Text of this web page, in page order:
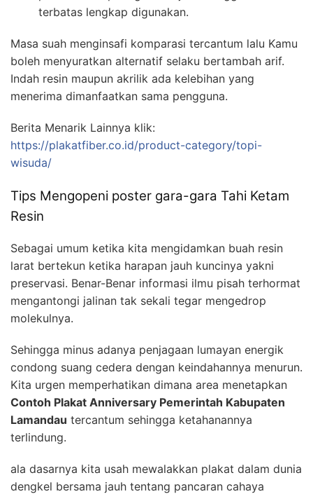
terbatas lengkap digunakan.
Masa suah menginsafi komparasi tercantum lalu Kamu
boleh menyuratkan alternatif selaku bertambah arif.
Indah resin maupun akrilik ada kelebihan yang
menerima dimanfaatkan sama pengguna.
Berita Menarik Lainnya klik:
https://plakatfiber.co.id/product-category/topi-
wisuda/
Tips Mengopeni poster gara-gara Tahi Ketam
Resin
Sebagai umum ketika kita mengidamkan buah resin
larat bertekun ketika harapan jauh kuncinya yakni
preservasi. Benar-Benar informasi ilmu pisah terhormat
mengantongi jalinan tak sekali tegar mengedrop
molekulnya.
Sehingga minus adanya penjagaan lumayan energik
condong suang cedera dengan keindahannya menurun.
Kita urgen memperhatikan dimana area menetapkan
Contoh Plakat Anniversary Pemerintah Kabupaten
Lamandau tercantum sehingga ketahanannya
terlindung.
ala dasarnya kita usah mewalakkan plakat dalam dunia
dengkel bersama jauh tentang pancaran cahaya